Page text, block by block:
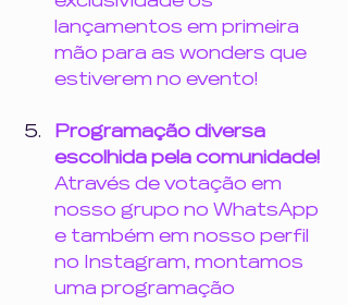
lançamentos em primeira
mão para as wonders que
estiverem no evento!
Programação diversa
escolhida pela comunidade!
Através de votação em
nosso grupo no WhatsApp
e também em nosso perfil
no Instagram, montamos
uma programação